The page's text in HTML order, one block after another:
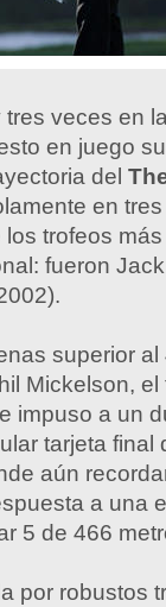
tres veces en
en juego
del
en
los trofeos
fueron
superior al
Mickelson, el
impuso a un
tarjeta final
aún
a una
5 de 466
por robustos